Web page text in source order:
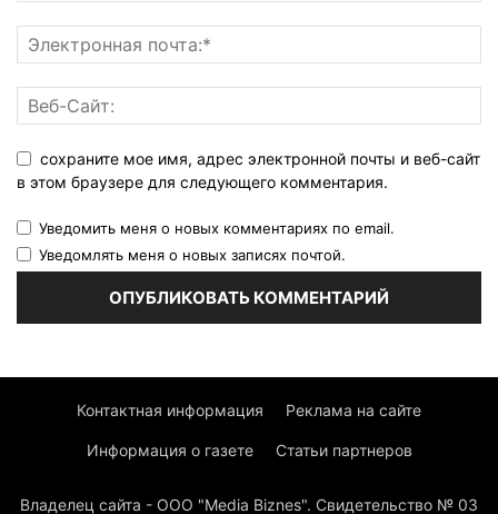
сохраните мое имя, адрес электронной почты и веб-сайт
в этом браузере для следующего комментария.
Уведомить меня о новых комментариях по email.
Уведомлять меня о новых записях почтой.
Контактная информация Реклама на сайте
Информация о газете Статьи партнеров
Владелец сайта - ООО "Media Biznes". Свидетельство № 03